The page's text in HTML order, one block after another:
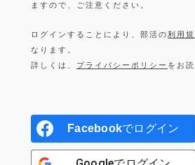
ますので、ご注意ください。
ログインすることにより、部活の利用
なります。
詳しくは、 プライバシーポリシー をお
Facebookでログイン